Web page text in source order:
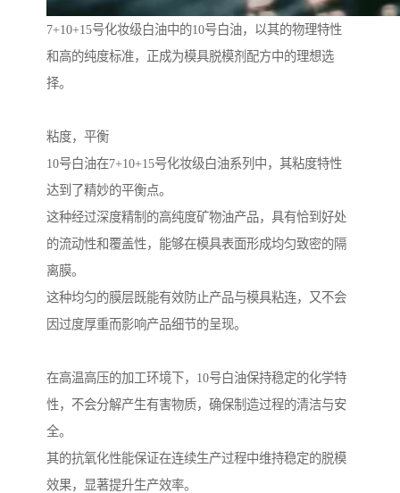
7+10+15号化妆级白油中的10号白油，以其的物理特性
和高的纯度标准，正成为模具脱模剂配方中的理想选
择。
粘度，平衡
10号白油在7+10+15号化妆级白油系列中，其粘度特性
达到了精妙的平衡点。
这种经过深度精制的高纯度矿物油产品，具有恰到好处
的流动性和覆盖性，能够在模具表面形成均匀致密的隔
离膜。
这种均匀的膜层既能有效防止产品与模具粘连，又不会
因过度厚重而影响产品细节的呈现。
在高温高压的加工环境下，10号白油保持稳定的化学特
性，不会分解产生有害物质，确保制造过程的清洁与安
全。
其的抗氧化性能保证在连续生产过程中维持稳定的脱模
效果，显著提升生产效率。